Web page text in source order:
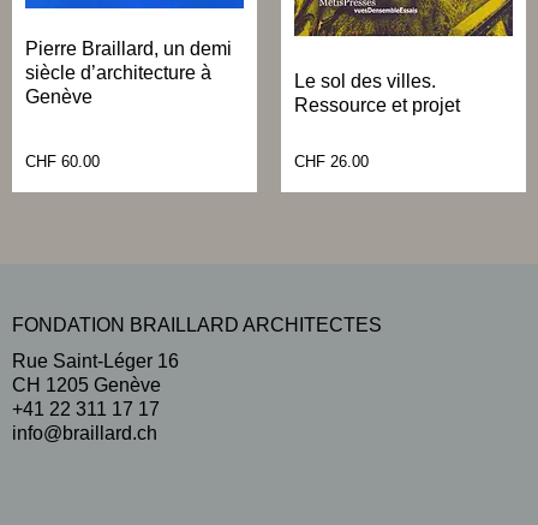
Pierre Braillard, un demi
siècle d’architecture à
Genève
CHF 60.00
Le sol des villes.
Ressource et projet
CHF 26.00
FONDATION BRAILLARD ARCHITECTES
Rue Saint-Léger 16
CH 1205 Genève
+41 22 311 17 17
info@braillard.ch